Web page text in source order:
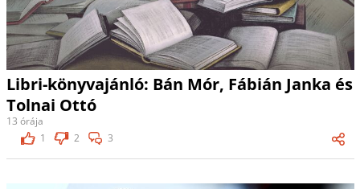
Libri-könyvajánló: Bán Mór, Fábián Janka és
Tolnai Ottó
13 órája
1
2 3